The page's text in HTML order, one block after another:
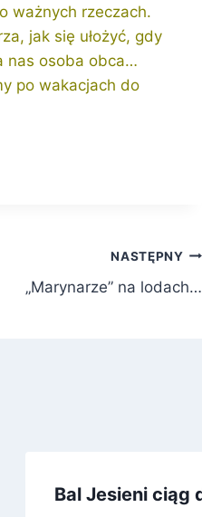
ważnych rzeczach.
jak się ułożyć, gdy
nas osoba obca…
po wakacjach do
NASTĘPNY
„Marynarze” na lodach…
Bal Jesieni ciąg